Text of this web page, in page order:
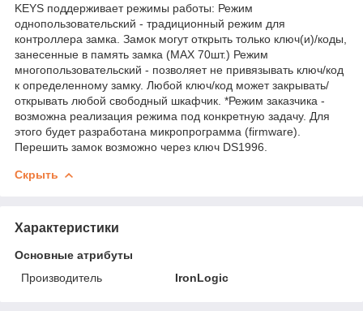
KEYS поддерживает режимы работы: Режим
однопользовательский - традиционный режим для
контроллера замка. Замок могут открыть только ключ(и)/коды,
занесенные в память замка (МАХ 70шт.) Режим
многопользовательский - позволяет не привязывать ключ/код
к определенному замку. Любой ключ/код может закрывать/
открывать любой свободный шкафчик. *Режим заказчика -
возможна реализация режима под конкретную задачу. Для
этого будет разработана микропрограмма (firmware).
Перешить замок возможно через ключ DS1996.
Скрыть
Характеристики
Основные атрибуты
Производитель
IronLogic